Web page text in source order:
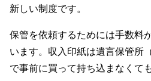
新しい制度です。
保管を依頼するためには手数料
います。収入印紙は遺言保管所
で事前に買って持ち込まなくて